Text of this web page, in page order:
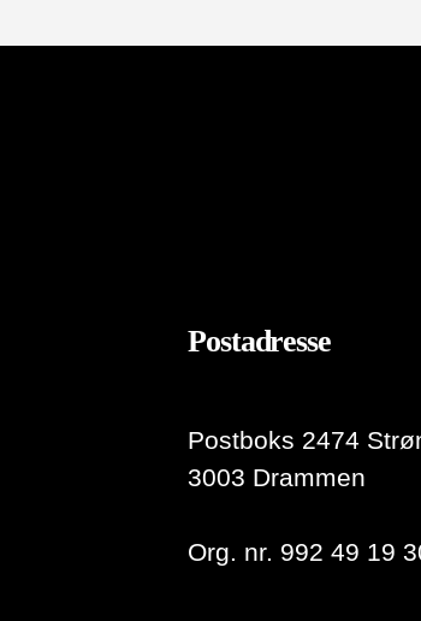
Postadresse
Postboks 2474
3003 Drammen
Org. nr. 992 49 19